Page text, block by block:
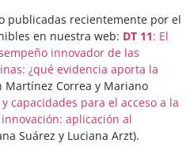
publicadas recientemente por el
en nuestra web: DT 11: El
innovador de las
¿qué evidencia aporta la
Martínez Correa y Mariano
capacidades para el acceso a la
aplicación al
Suárez y Luciana Arzt).